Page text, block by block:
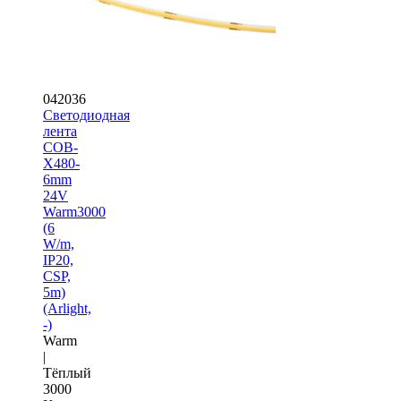
042036
Светодиодная
лента
COB-
X480-
6mm
24V
Warm3000
(6
W/m,
IP20,
CSP,
5m)
(Arlight,
-)
Warm
|
Тёплый
3000